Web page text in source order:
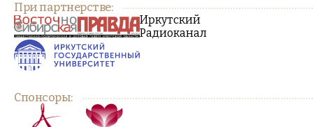
При партнерстве:
Иркутский
Радиоканал
Спонсоры: